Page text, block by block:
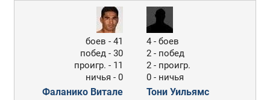
боев - 41
побед - 30
проигр. - 11
ничья - 0
Фаланико Витале
4 - боев
2 - побед
2 - проигр.
0 - ничья
Тони Уильямс